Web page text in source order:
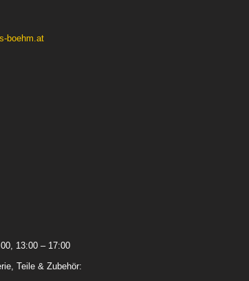
boehm.at
13:00 – 17:00
Teile & Zubehör: